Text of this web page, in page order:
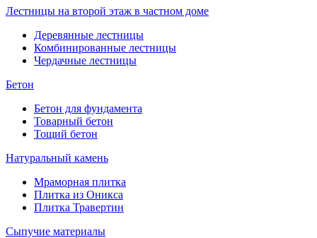
Лестницы на второй этаж в частном доме
Деревянные лестницы
Комбинированные лестницы
Чердачные лестницы
Бетон
Бетон для фундамента
Товарный бетон
Тощий бетон
Натуральный камень
Мраморная плитка
Плитка из Оникса
Плитка Травертин
Сыпучие материалы